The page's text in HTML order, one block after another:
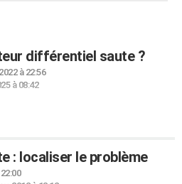
différentiel saute ?
à 22:56
à 08:42
: localiser le problème